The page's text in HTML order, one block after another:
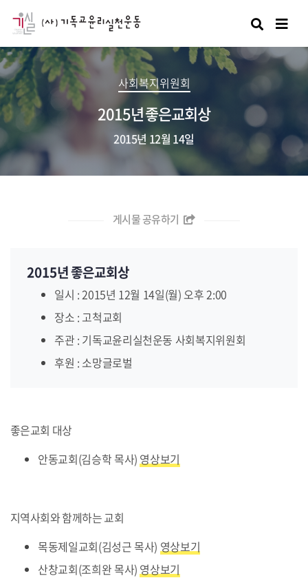
검색
사회복지위원회
2015년 좋은교회상
2015년 12월 14일
게시물 공유하기
2015년 좋은교회상
일시 : 2015년 12월 14일(월) 오후 2:00
장소 : 고척교회
주관 : 기독교윤리실천운동 사회복지위원회
후원 : 소망글로벌
좋은교회 대상
안동교회(김승학 목사) 영상보기
지역사회와 함께하는 교회
목동제일교회(김성근 목사) 영상보기
산창교회(조희완 목사) 영상보기